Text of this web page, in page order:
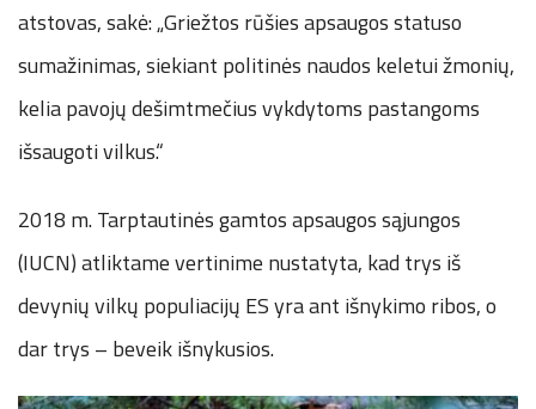
atstovas, sakė: „Griežtos rūšies apsaugos statuso
sumažinimas, siekiant politinės naudos keletui žmonių,
kelia pavojų dešimtmečius vykdytoms pastangoms
išsaugoti vilkus.“
2018 m. Tarptautinės gamtos apsaugos sąjungos
(IUCN) atliktame vertinime nustatyta, kad trys iš
devynių vilkų populiacijų ES yra ant išnykimo ribos, o
dar trys – beveik išnykusios.